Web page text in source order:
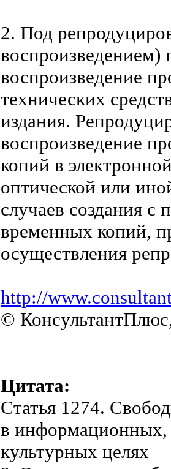
2. Под
воспроизведением)
воспроизведение
технических
издания.
воспроизведение
копий в
оптической или
случаев создания
временных копий,
осуществления
http://
©
Цитата:
Статья 1274.
в
культурных целях